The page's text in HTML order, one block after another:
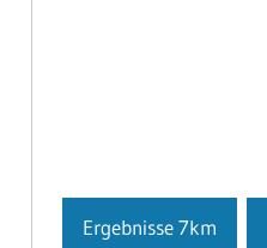
Ergebnisse 7km